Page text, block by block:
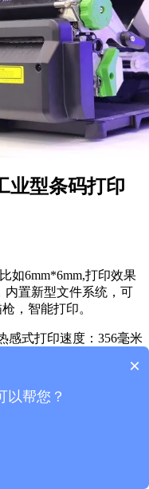
业型条码打印
如6mm*6mm,打印效果
内置新型文件系统，可
，智能打印。
感式打印速度：356毫米
×
以帮您？